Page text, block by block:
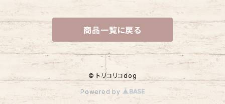
商品一覧に戻る
© トリコリコdog
Powered by